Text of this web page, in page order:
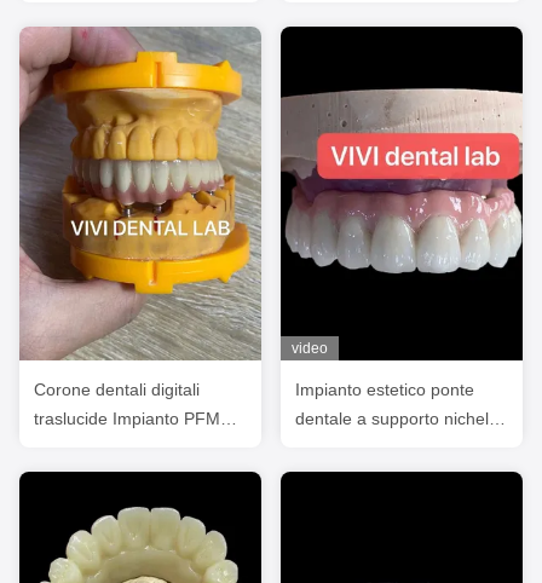
avvitata
Corone dentali digitali
traslucide Impianto PFM
video
Impianto estetico ponte
dentale a supporto nichel